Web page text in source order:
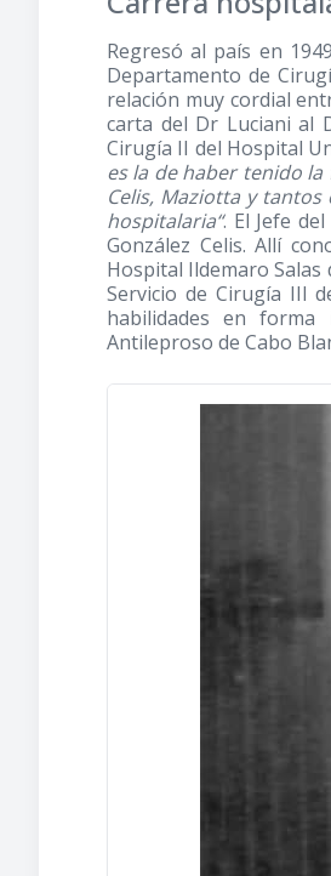
Regresó al país en
Departamento de
relación muy cordial
carta del Dr Luciani al
Cirugía II del Hospital
es la de haber tenido
Celis, Maziotta y
hospitalaria“. El Jefe
González Celis. Allí
Hospital Ildemaro Salas
Servicio de Cirugía III
habilidades en
Antileproso de Cabo